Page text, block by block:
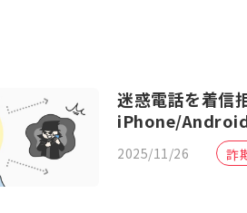
迷惑電話を着信
iPhone/
2025/11/26 詐